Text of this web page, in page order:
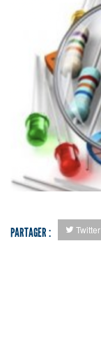
PARTAGER : Twitter